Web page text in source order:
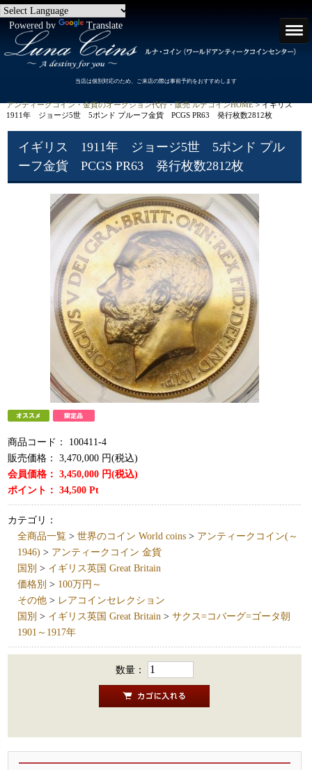
Powered by Translate
当店は個別対応のため、ご来店の際は事前予約をおすすめします
アンティークコイン・金貨のオークション代行・販売 ルナコインHOME> イギリス
1911年 ジョージ5世 5ポンド プルーフ金貨 PCGS PR63 発行枚数2812枚
イギリス 1911年 ジョージ5世 5ポンド プル
ーフ金貨 PCGS PR63 発行枚数2812枚
商品コード：
100411-4
販売価格：
3,470,000 円(税込)
会員価格：
3,450,000 円(税込)
ポイント：34,500 Pt
カテゴリ：
全商品一覧 >世界のコイン World coins > アンティークコイン(～
1946) > アンティークコイン 金貨
国別 > イギリス英国 Great Britain
価格別 > 100万円～
その他 > レアコインセレクション
国別 > イギリス英国 Great Britain >サクス=コバーグ=ゴータ朝
1901～1917年
数量：